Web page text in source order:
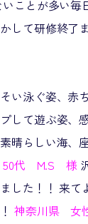
ことが多い毎
して研修終了
い泳ぐ姿、赤
して遊ぶ姿、
晴らしい海
代 M.S 様
した！！ 来て
神奈川県